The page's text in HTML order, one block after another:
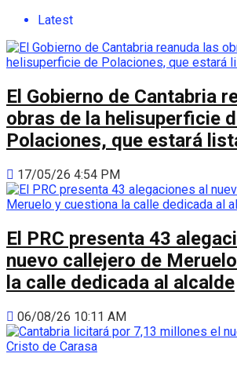
Latest
El Gobierno de Cantabria
obras de la helisuperficie
Polaciones, que estará
17/05/26 4:54 PM
El PRC presenta 43
nuevo callejero de
la calle dedicada al alcalde
06/08/26 10:11 AM